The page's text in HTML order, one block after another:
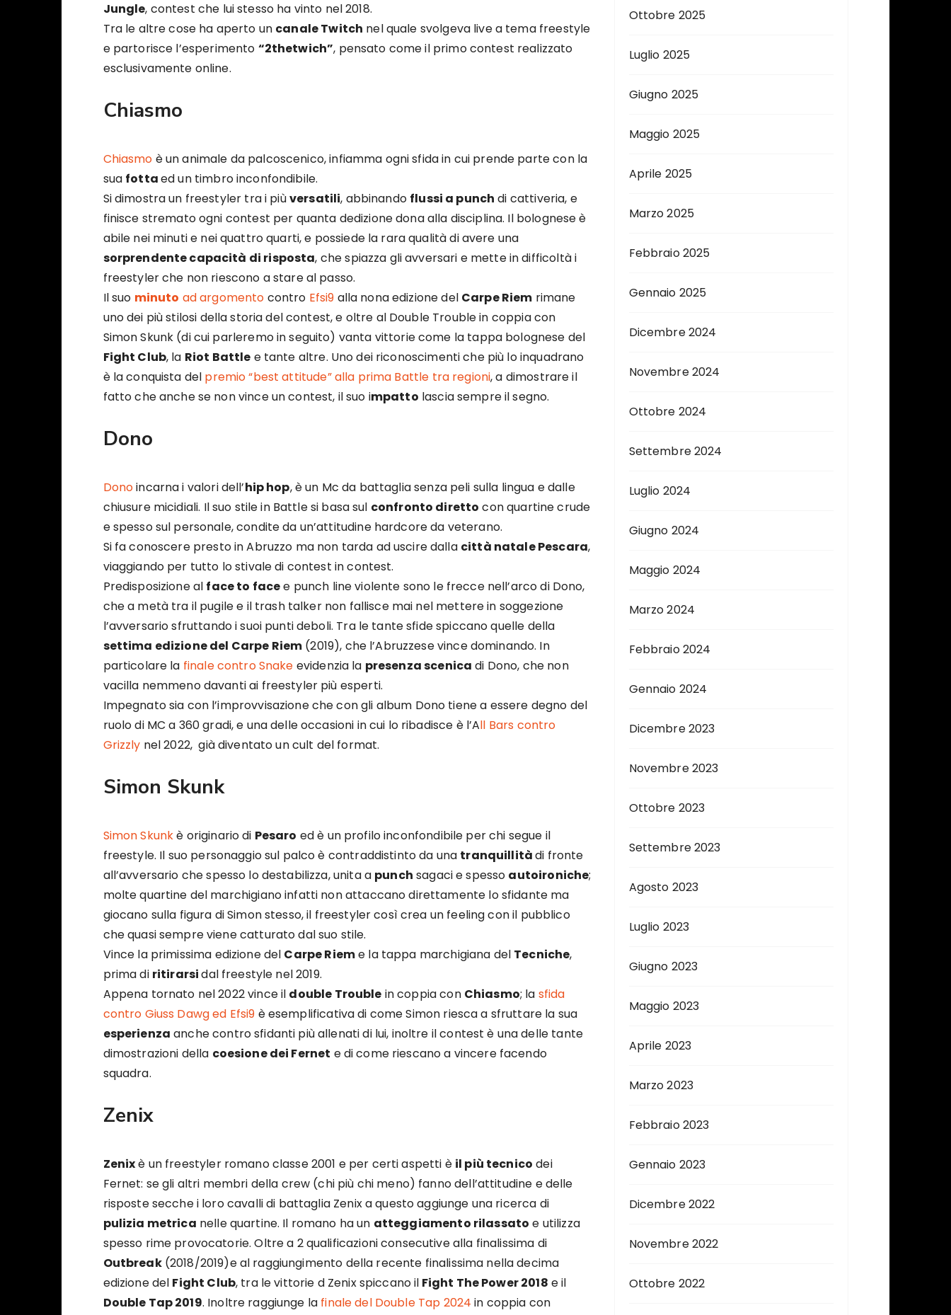
Jungle, contest che lui stesso ha vinto nel 2018.
Tra le altre cose ha aperto un canale Twitch nel quale svolgeva live a tema freestyle
e partorisce l’esperimento “2thetwich”, pensato come il primo contest realizzato
esclusivamente online.
Chiasmo
Chiasmo è un animale da palcoscenico, infiamma ogni sfida in cui prende parte con la
sua fottaed un timbro inconfondibile.
Si dimostra un freestyler tra i piùversatili, abbinando flussi a punch di cattiveria, e
finisce stremato ogni contest per quanta dedizione dona alla disciplina. Il bolognese è
abile nei minuti e nei quattro quarti, e possiede la rara qualità di avere una
sorprendente capacità di risposta, che spiazza gli avversari e mette in difficoltà i
freestyler che non riescono a stare al passo.
Il suo minuto ad argomento contro Efsi9 alla nona edizione del Carpe Riem rimane
uno dei più stilosi della storia del contest, e oltre al Double Trouble in coppia con
Simon Skunk (di cui parleremo in seguito) vanta vittorie come la tappa bolognese del
Fight Club, la Riot Battle e tante altre. Uno dei riconoscimenti che più lo inquadrano
è la conquista del premio “best attitude” alla prima Battle tra regioni, a dimostrare il
fatto che anche se non vince un contest, il suo impatto lascia sempre il segno.
Dono
Donoincarna i valori dell’hip hop, è un Mc da battaglia senza peli sulla lingua e dalle
chiusure micidiali. Il suo stile in Battle si basa sul confronto diretto con quartine crude
e spesso sul personale, condite da un’attitudine hardcore da veterano.
Si fa conoscere presto in Abruzzo ma non tarda ad uscire dalla città natale Pescara,
viaggiando per tutto lo stivale di contest in contest.
Predisposizione al face to facee punch line violente sono le frecce nell’arco di Dono,
che a metà tra il pugile e il trash talker non fallisce mai nel mettere in soggezione
l’avversario sfruttando i suoi punti deboli. Tra le tante sfide spiccano quelle della
settima edizione del Carpe Riem (2019), che l’Abruzzese vince dominando. In
particolare la finale contro Snake evidenzia la presenza scenica di Dono, che non
vacilla nemmeno davanti ai freestyler più esperti.
Impegnato sia con l’improvvisazione che con gli album Dono tiene a essere degno del
ruolo di MC a 360 gradi, e una delle occasioni in cui lo ribadisce è l’All Bars contro
Grizzly nel 2022, già diventato un cult del format.
Simon Skunk
Simon Skunkè originario di Pesaro ed è un profilo inconfondibile per chi segue il
freestyle. Il suo personaggio sul palco è contraddistinto da una tranquillitàdi fronte
all’avversario che spesso lo destabilizza, unita a punch sagaci e spesso autoironiche;
molte quartine del marchigiano infatti non attaccano direttamente lo sfidante ma
giocano sulla figura di Simon stesso, il freestyler così crea un feeling con il pubblico
che quasi sempre viene catturato dal suo stile.
Vince la primissima edizione del Carpe Rieme la tappa marchigiana del Tecniche,
prima di ritirarsidal freestyle nel 2019.
Appena tornato nel 2022 vince il double Trouble in coppia con Chiasmo; la sfida
contro Giuss Dawg ed Efsi9 è esemplificativa di come Simon riesca a sfruttare la sua
esperienza anche contro sfidanti più allenati di lui, inoltre il contest è una delle tante
dimostrazioni della coesione dei Fernet e di come riescano a vincere facendo
squadra.
Zenix
Zenixè un freestyler romano classe 2001 e per certi aspetti è il più tecnico dei
Fernet: se gli altri membri della crew (chi più chi meno) fanno dell’attitudine e delle
risposte secche i loro cavalli di battaglia Zenix a questo aggiunge una ricerca di
pulizia metrica nelle quartine. Il romano ha un atteggiamento rilassato e utilizza
spesso rime provocatorie. Oltre a 2 qualificazioni consecutive alla finalissima di
Outbreak(2018/2019)e al raggiungimento della recente finalissima nella decima
edizione del Fight Club, tra le vittorie d Zenix spiccano il Fight The Power 2018 e il
Double Tap 2019. Inoltre raggiunge la finale del Double Tap 2024 in coppia con
Ottobre 2025
Luglio 2025
Giugno 2025
Maggio 2025
Aprile 2025
Marzo 2025
Febbraio 2025
Gennaio 2025
Dicembre 2024
Novembre 2024
Ottobre 2024
Settembre 2024
Luglio 2024
Giugno 2024
Maggio 2024
Marzo 2024
Febbraio 2024
Gennaio 2024
Dicembre 2023
Novembre 2023
Ottobre 2023
Settembre 2023
Agosto 2023
Luglio 2023
Giugno 2023
Maggio 2023
Aprile 2023
Marzo 2023
Febbraio 2023
Gennaio 2023
Dicembre 2022
Novembre 2022
Ottobre 2022